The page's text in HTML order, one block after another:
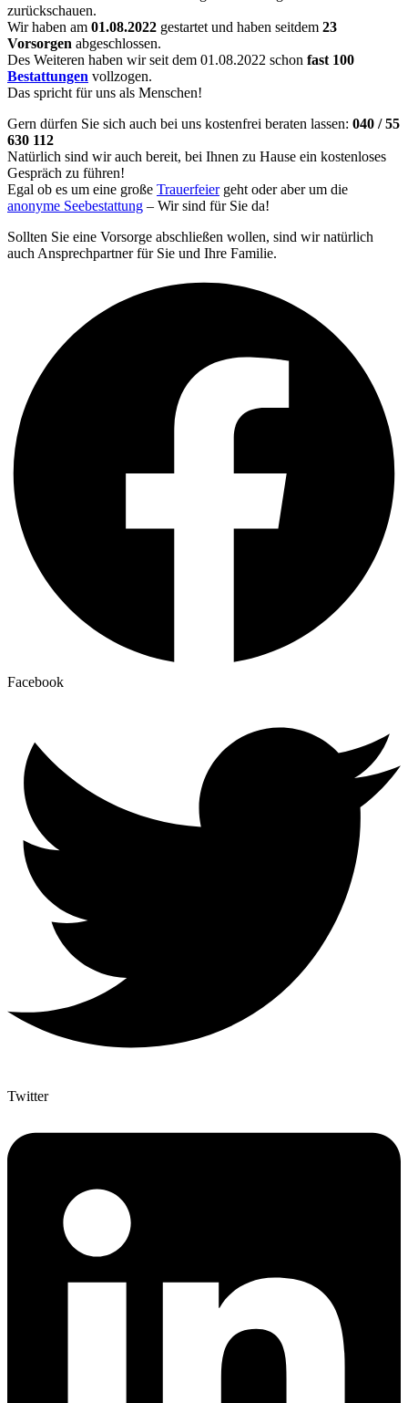
zurückschauen.
Wir haben am 01.08.2022 gestartet und haben seitdem 23
Vorsorgen abgeschlossen.
Des Weiteren haben wir seit dem 01.08.2022 schon fast 100
Bestattungen vollzogen.
Das spricht für uns als Menschen!
Gern dürfen Sie sich auch bei uns kostenfrei beraten lassen: 040 / 55
630 112
Natürlich sind wir auch bereit, bei Ihnen zu Hause ein kostenloses
Gespräch zu führen!
Egal ob es um eine große Trauerfeiergeht oder aber um die
anonyme Seebestattung – Wir sind für Sie da!
Sollten Sie eine Vorsorge abschließen wollen, sind wir natürlich
auch Ansprechpartner für Sie und Ihre Familie.
Facebook
Twitter